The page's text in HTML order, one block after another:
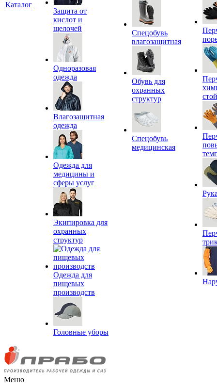
Каталог
Защита от
кислот и
щелочей
Одноразовая
одежда
Влагозащитная
одежда
Одежда для
медицины и
сферы услуг
Экипировка для
охранных
структур
Одежда для
пищевых
производств
Головные уборы
Спецобувь
влагозащитная
Обувь для
охранных
структур
Спецобувь
медицинская
Меню